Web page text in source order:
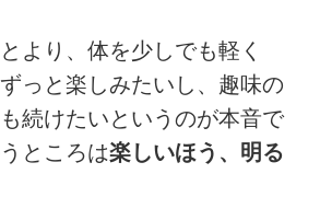
より、体を少しでも軽く
っと楽しみたいし、趣味の
続けたいというのが本音で
ところは楽しいほう、明る